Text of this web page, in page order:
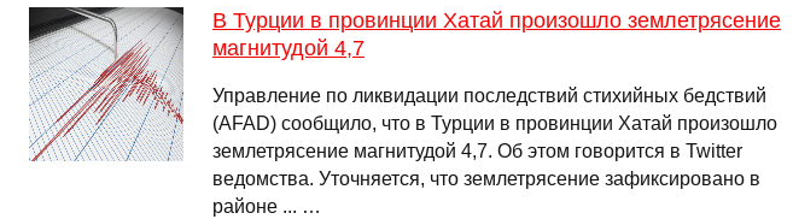
В Турции в провинции Хатай произошло землетрясение
магнитудой 4,7
Управление по ликвидации последствий стихийных бедствий
(AFAD) сообщило, что в Турции в провинции Хатай произошло
землетрясение магнитудой 4,7. Об этом говорится в Twitter
ведомства. Уточняется, что землетрясение зафиксировано в
районе ... …